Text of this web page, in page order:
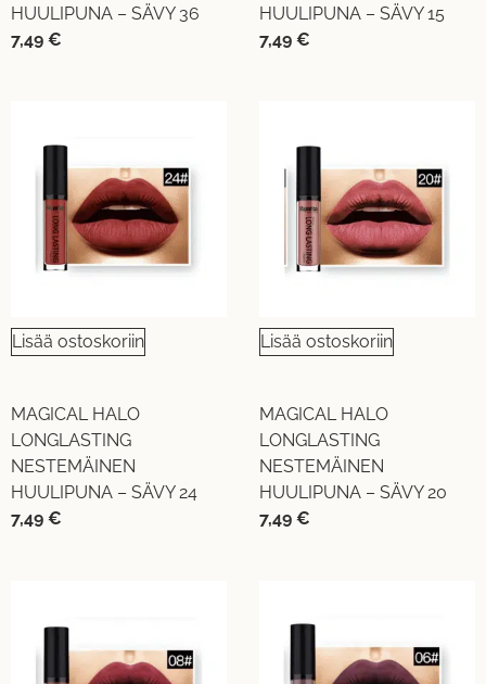
HUULIPUNA – SÄVY 36
7,49 €
HUULIPUNA – SÄVY 15
7,49 €
Lisää ostoskoriin
MAGICAL HALO
LONGLASTING
NESTEMÄINEN
HUULIPUNA – SÄVY 24
7,49 €
Lisää ostoskoriin
MAGICAL HALO
LONGLASTING
NESTEMÄINEN
HUULIPUNA – SÄVY 20
7,49 €